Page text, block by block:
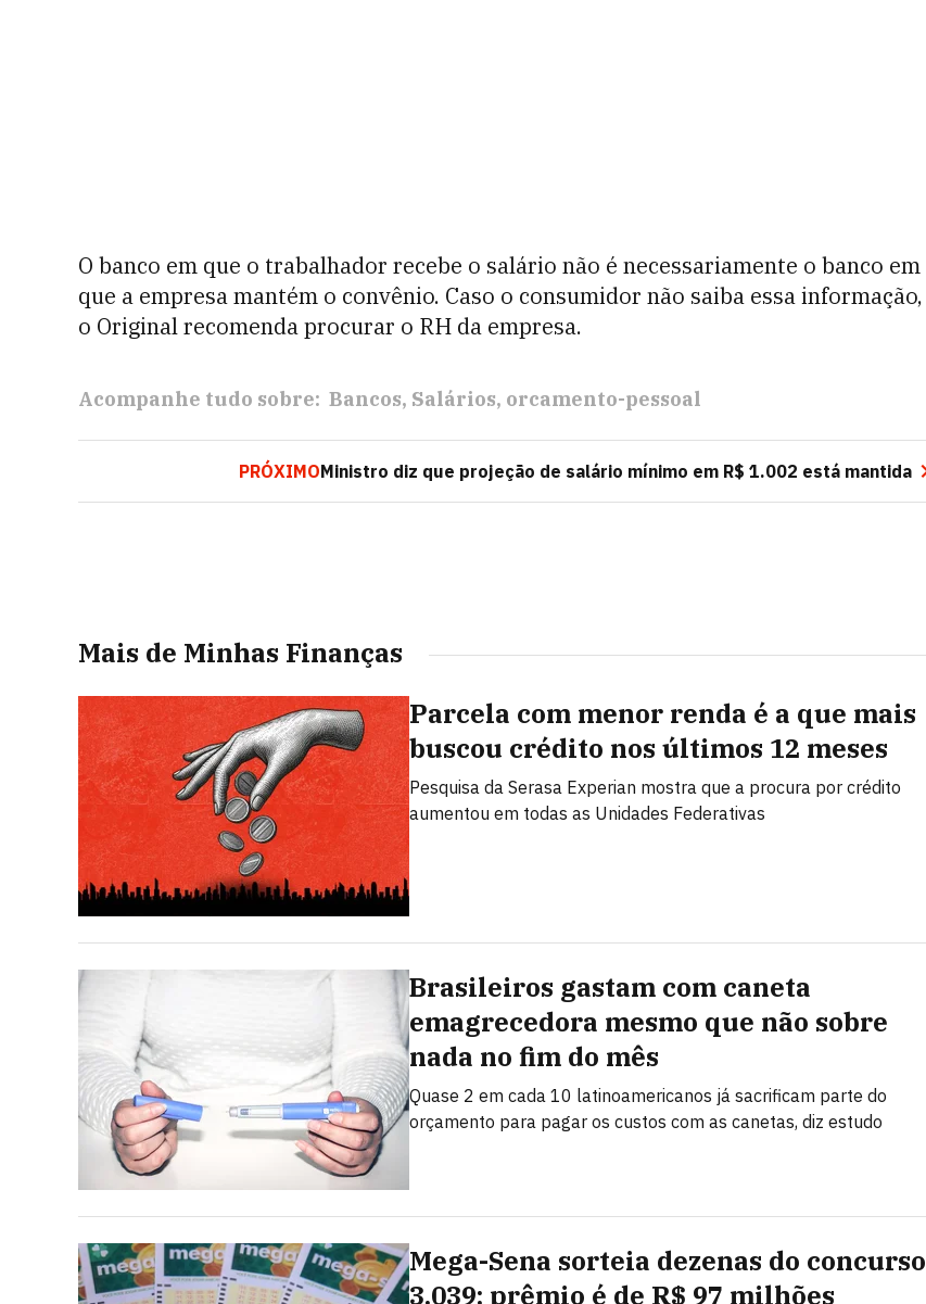
O banco em que o trabalhador recebe o salário não é necessariamente o banco em
que a empresa mantém o convênio. Caso o consumidor não saiba essa informação,
o Original recomenda procurar o RH da empresa.
Acompanhe tudo sobre: Bancos Salários orcamento-pessoal
PRÓXIMOMinistro diz que projeção de salário mínimo em R$ 1.002 está mantida
Mais de Minhas Finanças
Parcela com menor renda é a que mais
buscou crédito nos últimos 12 meses
Pesquisa da Serasa Experian mostra que a procura por crédito
aumentou em todas as Unidades Federativas
Brasileiros gastam com caneta
emagrecedora mesmo que não sobre
nada no fim do mês
Quase 2 em cada 10 latinoamericanos já sacrificam parte do
orçamento para pagar os custos com as canetas, diz estudo
Mega-Sena sorteia dezenas do concurso
3.039; prêmio é de R$ 97 milhões